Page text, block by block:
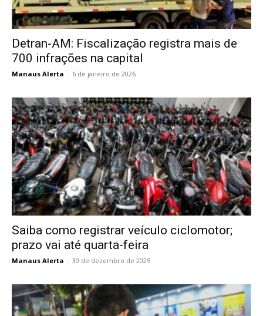
Detran-AM: Fiscalização registra mais de
700 infrações na capital
Manaus Alerta - 6 de janeiro de 2026
Saiba como registrar veículo ciclomotor;
prazo vai até quarta-feira
Manaus Alerta - 30 de dezembro de 2025